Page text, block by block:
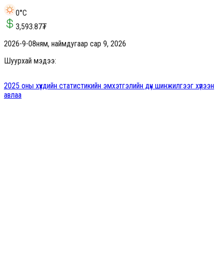
0°C
3,593.87₮
2026-9-08ням, наймдугаар сар 9, 2026
Шуурхай мэдээ:
2025 оны хүүхдийн статистикийн эмхэтгэлийн дүн шинжилгээг хүлээн
авлаа